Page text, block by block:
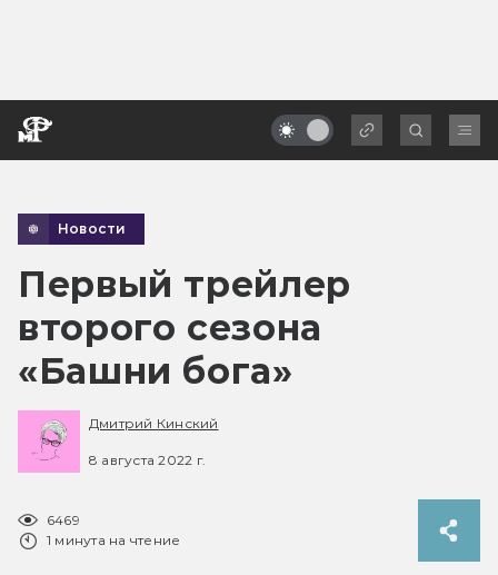
Новости
Первый трейлер
второго сезона
«Башни бога»
Дмитрий Кинский
8 августа 2022 г.
6469
1 минута на чтение